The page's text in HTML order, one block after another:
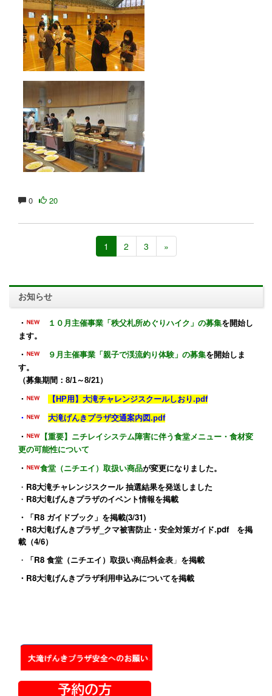
0 20
1 2 3 »
お知らせ
・ １０月主催事業「秩父札所めぐりハイク」の募集を開始し
ます。
・ ９月主催事業「親子で渓流釣り体験」の募集を開始しま
す。
（募集期間：8/1～8/21）
・ 【HP用】大滝チャレンジスクールしおり.pdf
・ 大滝げんきプラザ交通案内図.pdf
・
【重要】ニチレイシステム障害に伴う食堂メニュー・食材変
更の可能性について
・ 食堂（ニチエイ）取扱い商品が変更になりました。
・ R8大滝チャレンジスクール 抽選結果を発送しました
・ R8大滝げんきプラザのイベント情報を掲載
・ 「R8 ガイドブック」 を掲載(3/31)
・ R8大滝げんきプラザ_クマ被害防止・安全対策ガイド.pdfを掲
載（4/6）
・
「R8 食堂（ニチエイ）取扱い商品料金表 」 を掲載
・ R8大滝げんきプラザ利用申込みについてを掲載